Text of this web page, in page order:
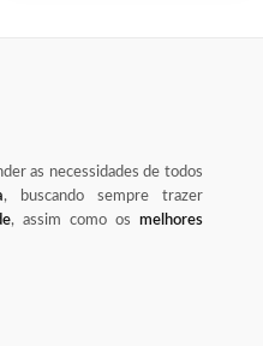
as necessidades de todos
, buscando sempre trazer
, assim como os melhores